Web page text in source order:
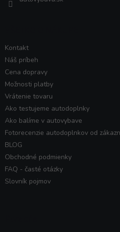
Kontakt
Náš príbeh
Cena dopravy
Možnosti platby
Vrátenie tovaru
Ako testujeme autodoplnky
Ako balíme v autovybave
Fotorecenzie autodoplnkov od
BLOG
Obchodné podmienky
FAQ - časté otázky
Slovník pojmov